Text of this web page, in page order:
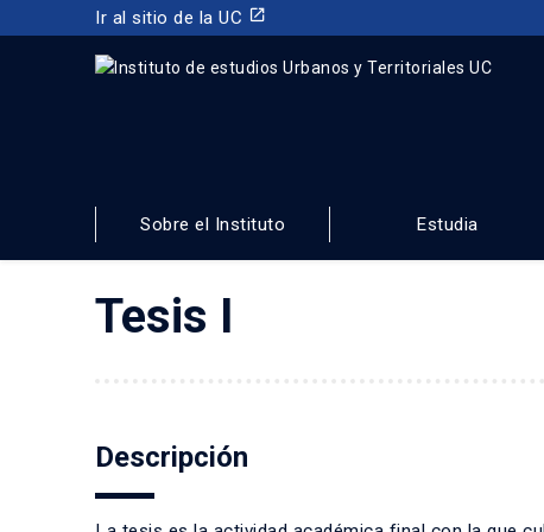
Ir al sitio de la UC launch
Y TERRITORIALES
FACULTAD DE ARQUITECTURA, DISEÑO Y ESTUDIOS
Sobre el Instituto Estudia
Tesis I
Descripción